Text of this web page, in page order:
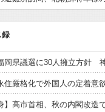
録
住厳格化で外国人の定着意